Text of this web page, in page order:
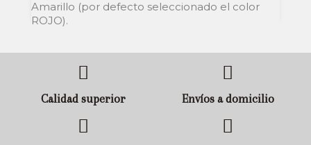
Amarillo (por defecto seleccionado el color
ROJO).
Calidad superior Envíos a domicilio